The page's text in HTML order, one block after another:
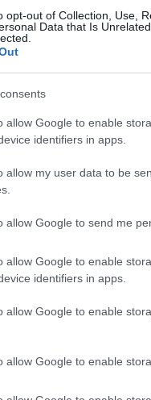
opt-out of Collection, Use,
Data that Is
allow Google to enable
identifiers in apps.
allow my user data to be
allow Google to send me
allow Google to enable
identifiers in apps.
allow Google to enable
allow Google to enable
που
αναφέρεται
του Μάη,